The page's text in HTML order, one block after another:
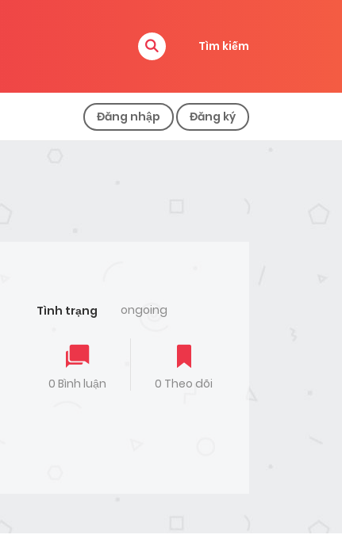
Tìm kiếm
Đăng nhập Đăng ký
Tình trạng ongoing
0 Bình luận 0 Theo dõi